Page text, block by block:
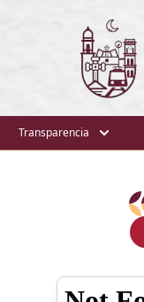
Transparencia